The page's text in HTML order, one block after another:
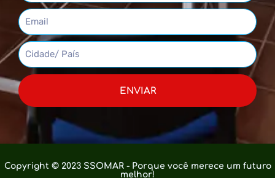
ENVIAR
Copyright © 2023 SSOMAR - Porque você merece um futuro
melhor!